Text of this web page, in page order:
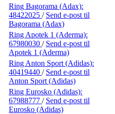
Ring Bagorama (Adax):
48422025 / Send e-post til
Bagorama (Adax)
Ring Apotek 1 (Aderma):
67980030 / Send e-post til
Apotek 1 (Aderma)
Ring Anton Sport (Adidas):
40419440 / Send e-post til
Anton Sport (Adidas)
Ring Eurosko (Adidas):
67988777 / Send e-post til
Eurosko (Adidas)